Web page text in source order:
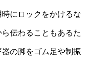
にロックをかけるな
伝わることもあるた
の脚をゴム足や制振